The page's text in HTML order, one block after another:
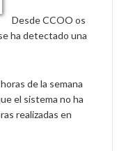
Desde CCOO os
ha detectado una
de la semana
el sistema no ha
realizadas en